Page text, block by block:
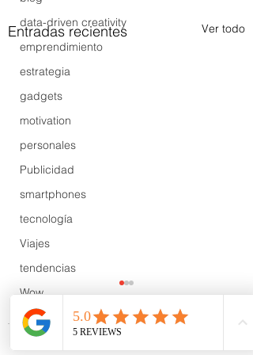
data-driven creativity
emprendimiento
estrategia
gadgets
motivation
personales
Publicidad
smartphones
tecnología
Viajes
tendencias
Wow
B2B
Showcase
Entradas recientes Ver todo